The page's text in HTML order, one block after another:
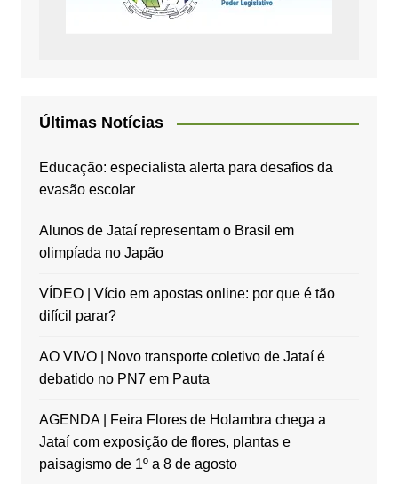
Últimas Notícias
Educação: especialista alerta para desafios da
evasão escolar
Alunos de Jataí representam o Brasil em
olimpíada no Japão
VÍDEO | Vício em apostas online: por que é tão
difícil parar?
AO VIVO | Novo transporte coletivo de Jataí é
debatido no PN7 em Pauta
AGENDA | Feira Flores de Holambra chega a
Jataí com exposição de flores, plantas e
paisagismo de 1º a 8 de agosto